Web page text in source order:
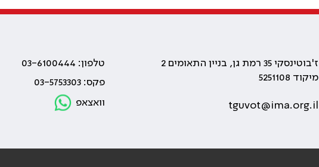
ז'בוטינסקי 35 רמת גן, בניין התאומים 2
מיקוד 5251108
tguvot@ima.org.il
טלפון: 03-6100444
פקס: 03-5753303
וואצאפ